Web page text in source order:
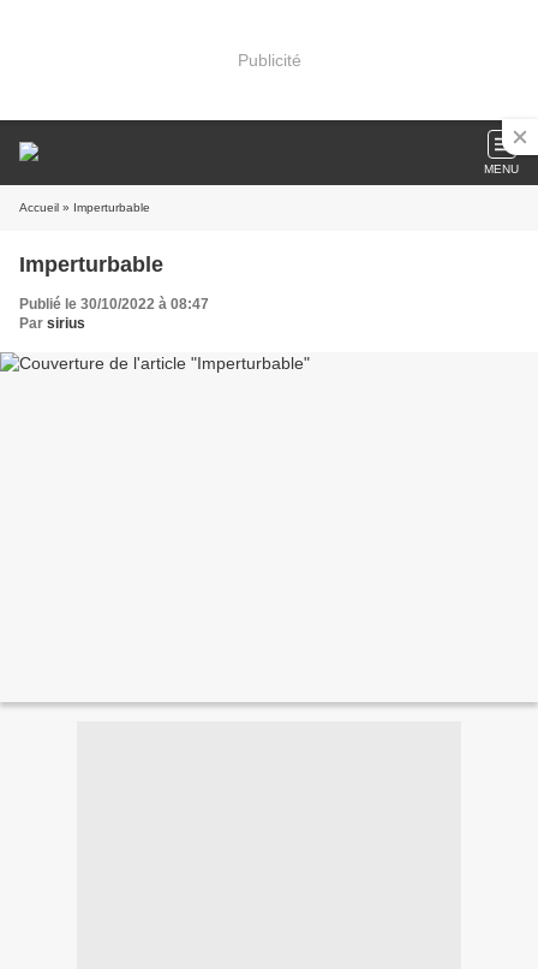
Publicité
MENU
Accueil » Imperturbable
Imperturbable
Publié le 30/10/2022 à 08:47
Par sirius